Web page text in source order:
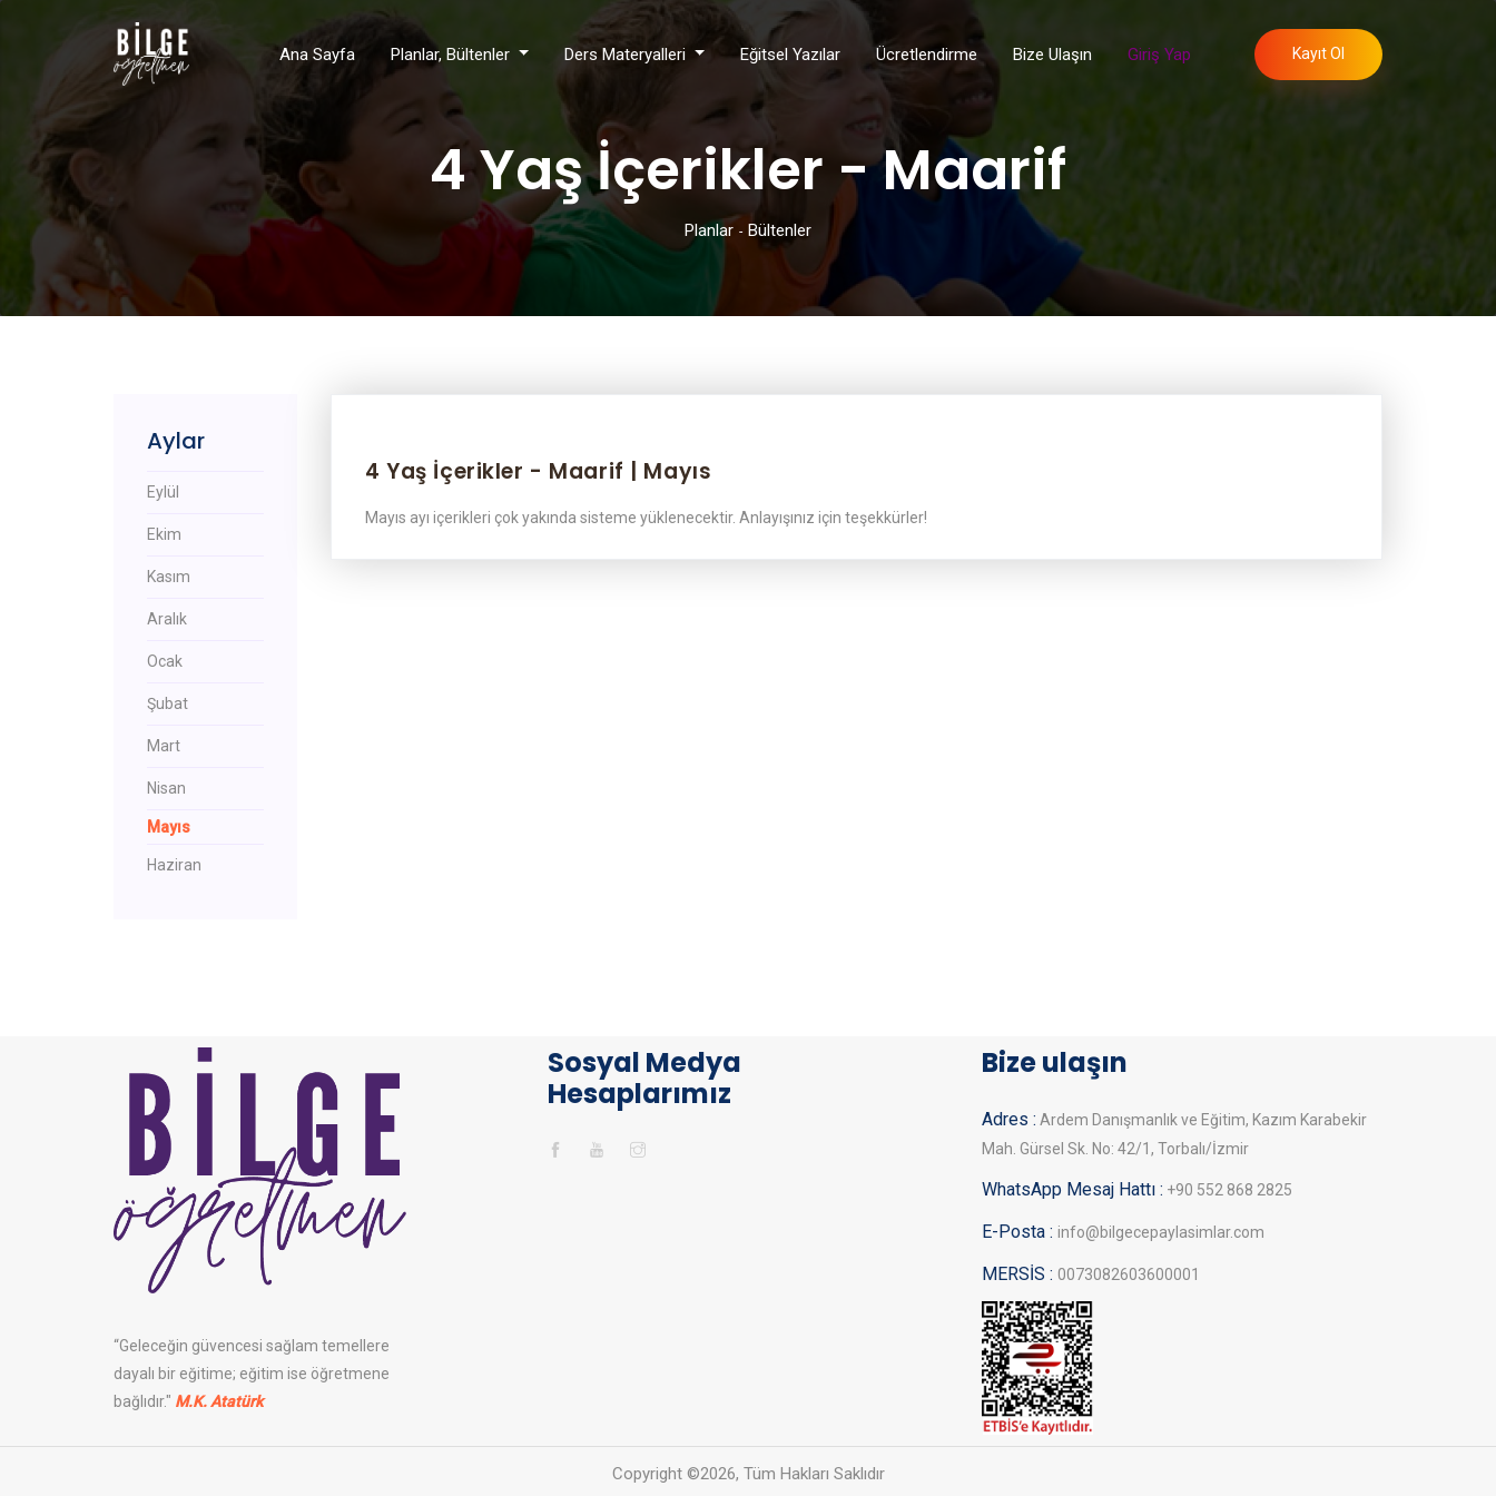
Ana Sayfa Planlar, Bültenler Ders Materyalleri Eğitsel Yazılar Ücretlendirme Bize Ulaşın Giriş Yap Kayıt Ol
4 Yaş İçerikler - Maarif
Planlar - Bültenler
Aylar
Eylül
Ekim
Kasım
Aralık
Ocak
Şubat
Mart
Nisan
Mayıs
Haziran
4 Yaş İçerikler - Maarif | Mayıs
Mayıs ayı içerikleri çok yakında sisteme yüklenecektir. Anlayışınız için teşekkürler!
“Geleceğin güvencesi sağlam temellere
dayalı bir eğitime; eğitim ise öğretmene
bağlıdır." M.K. Atatürk
Sosyal Medya
Hesaplarımız
Bize ulaşın
Adres : Ardem Danışmanlık ve Eğitim, Kazım Karabekir
Mah. Gürsel Sk. No: 42/1, Torbalı/İzmir
WhatsApp Mesaj Hattı : +90 552 868 2825
E-Posta : info@bilgecepaylasimlar.com
MERSİS : 0073082603600001
Copyright ©2026, Tüm Hakları Saklıdır